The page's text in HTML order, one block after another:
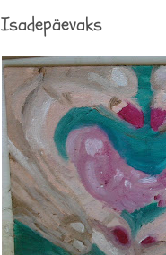
Isadepäevaks